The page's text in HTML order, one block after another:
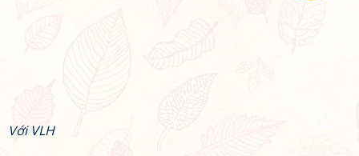
Với VLH